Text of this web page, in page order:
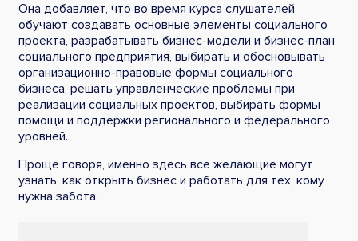
Она добавляет, что во время курса слушателей
обучают создавать основные элементы социального
проекта, разрабатывать бизнес-модели и бизнес-план
социального предприятия, выбирать и обосновывать
организационно-правовые формы социального
бизнеса, решать управленческие проблемы при
реализации социальных проектов, выбирать формы
помощи и поддержки регионального и федерального
уровней.
Проще говоря, именно здесь все желающие могут
узнать, как открыть бизнес и работать для тех, кому
нужна забота.